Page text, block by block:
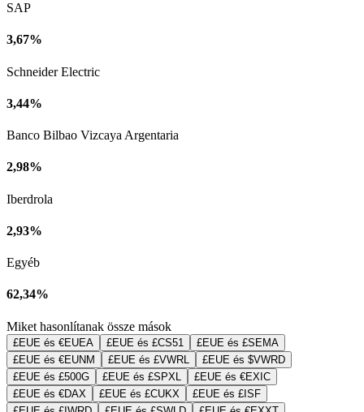
SAP
3,67%
Schneider Electric
3,44%
Banco Bilbao Vizcaya Argentaria
2,98%
Iberdrola
2,93%
Egyéb
62,34%
Miket hasonlítanak össze mások
£EUE és €EUEA £EUE és £CS51
£EUE és £SEMA
£EUE és €EUNM
£EUE és £VWRL
£EUE és $VWRD
£EUE és £500G
£EUE és £SPXL
£EUE és €EXIC
£EUE és €DAX
£EUE és £CUKX
£EUE és £ISF